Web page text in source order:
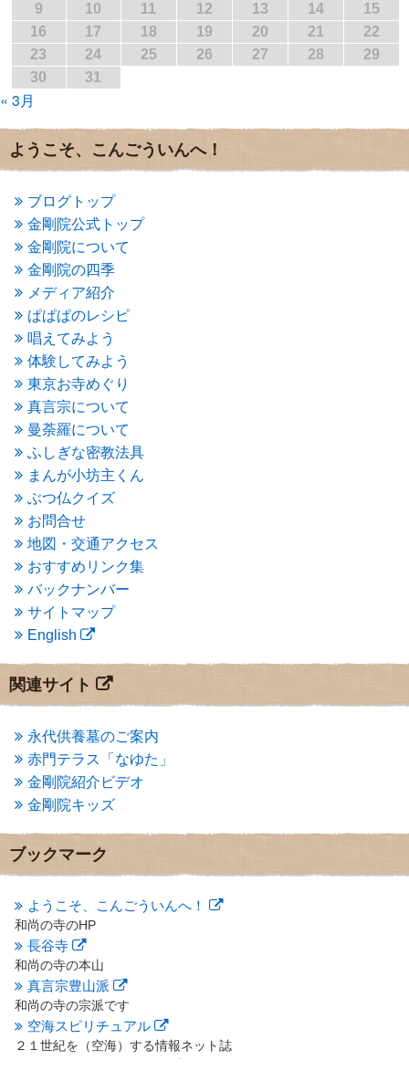
2017年1月(2)
2016年12月(4)
2016年11月(3)
2016年10月(1)
2016年9月
2016年6月
(2)
2016年5月(3)
2016年4月
(4)
2016年3月(4)
2016年2月(5)
2016年1月(3)
2015年12月(6)
2015年11月(4)
2015年10月
(4)
2015年9月
(3)
2015年8月(4)
2015年7月(4)
2015年6月(3)
2015年5月(1)
2015年4月(1)
(3)
2015年2月(3)
2015年1月(1)
2014年12月 (2)
2014年9月
2014年5月(1)
2014年4月 (4)
2014年1月 (1)
2013年11月(4)
2013年10月 (2)
2013年9月(4)
2013年7月
(7)
2013年6月 (6)
2013年5月(13)
2013年4月(1)
2013年3月
(4)
2013年2月(6)
2013年1月(6)
2012年12月(7)
2012年10月(5)
2012年9月
(8)
2012年7月
(10)
2012年6月(14)
2012年5月
2012年4月(16)
2012年3月 (17)
2012年2月(20)
2012年1月(25)
2011年12月(22)
2011年11月(28)
9 10 11 12 13 14
15
16
17 18 19 20 21
22
23
24 25 26 27 28
29
30
31
« 3月
ようこそ、こんごういんへ！
ブログトップ
金剛院公式トップ
金剛院について
金剛院の四季
メディア紹介
ぱぱぱのレシピ
唱えてみよう
体験してみよう
東京お寺めぐり
真言宗について
曼荼羅について
ふしぎな密教法具
まんが小坊主くん
ぶつ仏クイズ
お問合せ
地図・交通アクセス
おすすめリンク集
バックナンバー
サイトマップ
English
関連サイト
永代供養墓のご案内
赤門テラス「なゆた」
金剛院紹介ビデオ
金剛院キッズ
ブックマーク
ようこそ、こんごういんへ！
和尚の寺のHP
長谷寺
和尚の寺の本山
真言宗豊山派
和尚の寺の宗派です
空海スピリチュアル
２１世紀を（空海）する情報ネット誌